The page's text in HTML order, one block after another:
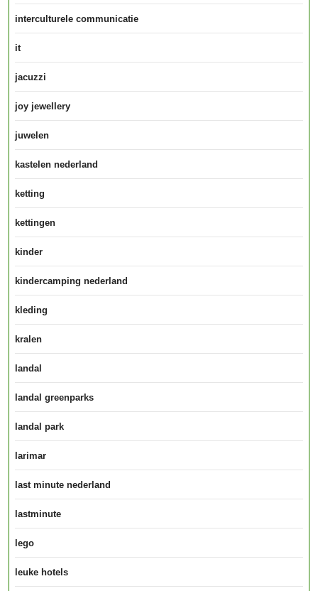
interculturele communicatie
it
jacuzzi
joy jewellery
juwelen
kastelen nederland
ketting
kettingen
kinder
kindercamping nederland
kleding
kralen
landal
landal greenparks
landal park
larimar
last minute nederland
lastminute
lego
leuke hotels